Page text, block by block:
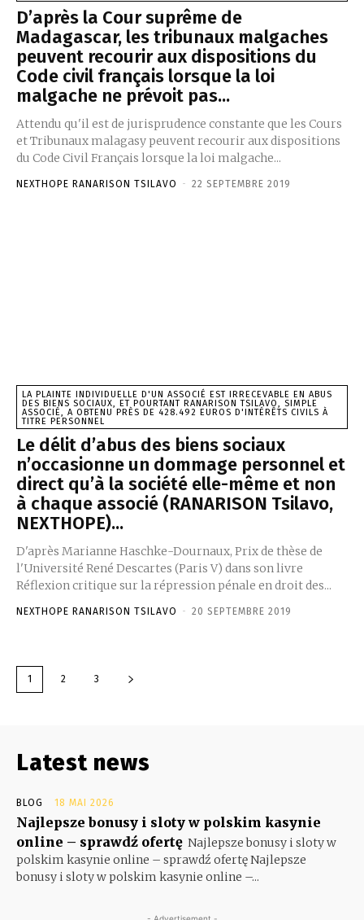
D’après la Cour suprême de
Madagascar, les tribunaux malgaches
peuvent recourir aux dispositions du
Code civil français lorsque la loi
malgache ne prévoit pas...
Attendu qu'il est de jurisprudence constante que les Cours
et Tribunaux malagasy peuvent recourir aux dispositions
du Code Civil Français lorsque la loi malgache...
NEXTHOPE RANARISON TSILAVO - 22 SEPTEMBRE 2019
LA PLAINTE INDIVIDUELLE D'UN ASSOCIÉ EST IRRECEVABLE EN ABUS
DES BIENS SOCIAUX, ET POURTANT RANARISON TSILAVO, SIMPLE
ASSOCIÉ, A OBTENU PRÈS DE 428.492 EUROS D'INTÉRÊTS CIVILS À
TITRE PERSONNEL
Le délit d’abus des biens sociaux
n’occasionne un dommage personnel et
direct qu’à la société elle-même et non
à chaque associé (RANARISON Tsilavo,
NEXTHOPE)...
D'après Marianne Haschke-Dournaux, Prix de thèse de
l'Université René Descartes (Paris V) dans son livre
Réflexion critique sur la répression pénale en droit des...
NEXTHOPE RANARISON TSILAVO - 20 SEPTEMBRE 2019
1 2 3
Latest news
BLOG 18 MAI 2026
Najlepsze bonusy i sloty w polskim kasynie
online – sprawdź ofertę Najlepsze bonusy i sloty w
polskim kasynie online – sprawdź ofertę Najlepsze
bonusy i sloty w polskim kasynie online –...